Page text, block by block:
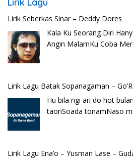
Lirik Lagu
Lirik Seberkas Sinar – Deddy Dores
Kala Ku Seorang Diri
Angin MalamKu Coba
Lirik Lagu Batak Sopanagaman –
Hu bila ngi ari do hot
taonSoada tonamNaso
Lirik Lagu Ena’o – Yusman Lase –